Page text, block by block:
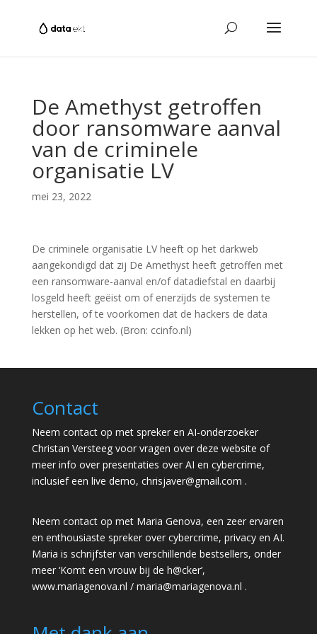
De Amethyst getroffen
door ransomware aanval
van de criminele
organisatie LV
mei 23, 2022
De criminele organisatie LV heeft op het darkweb
aangekondigd dat zij De Amethyst heeft getroffen met
een ransomware-aanval en/of datadiefstal en daarbij
losgeld heeft geëist om of enerzijds de systemen te
herstellen, of te voorkomen dat de hackers de data
lekken op het web. (Bron: ccinfo.nl)
Contact
Neem contact op met spreker en AI-onderzoeker
Christan Versteeg voor vragen over deze website of
meer info over presentaties over AI en cybercrime,
inclusief een live demo, chrisjaver@gmail.com .
Neem contact op met Maria Genova, een zeer ervaren
en enthousiaste spreker over cybercrime, privacy en AI.
Maria is schrijfster van verschillende bestsellers, onder
meer ‘Komt een vrouw bij de h@cker’,
www.mariagenova.nl / maria@mariagenova.nl .